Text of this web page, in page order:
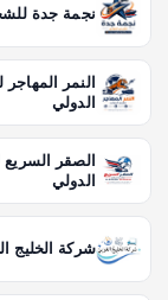
نجمة جدة
النمر
الدولي
الصقر
الدولي
شركة الخليج